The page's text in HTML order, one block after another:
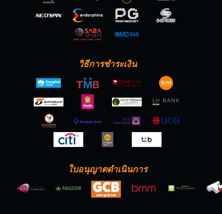
วิธีการชำระเงิน
ใบอนุญาตดำเนินการ